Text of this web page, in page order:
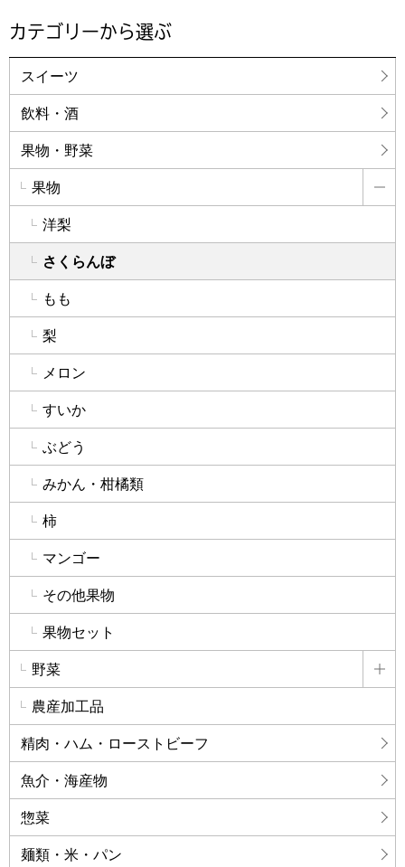
カテゴリーから選ぶ
スイーツ
飲料・酒
果物・野菜
果物
洋梨
さくらんぼ
もも
梨
メロン
すいか
ぶどう
みかん・柑橘類
柿
マンゴー
その他果物
果物セット
野菜
詳
農産加工品
精肉・ハム・ローストビーフ
魚介・海産物
惣菜
麺類・米・パン